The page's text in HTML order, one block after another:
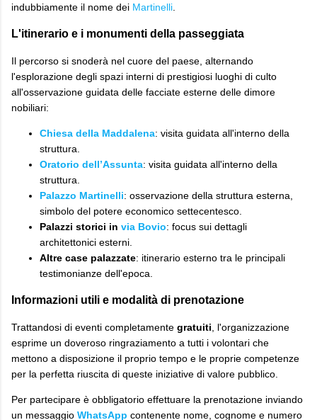
indubbiamente il nome dei Martinelli.
​L'itinerario e i monumenti della passeggiata
​Il percorso si snoderà nel cuore del paese, alternando
l'esplorazione degli spazi interni di prestigiosi luoghi di culto
all'osservazione guidata delle facciate esterne delle dimore
nobiliari:
Chiesa della Maddalena: visita guidata all'interno della
struttura.
Oratorio dell’Assunta: visita guidata all'interno della
struttura.
Palazzo Martinelli: osservazione della struttura esterna,
simbolo del potere economico settecentesco.
Palazzi storici in via Bovio: focus sui dettagli
architettonici esterni.
Altre case palazzate: itinerario esterno tra le principali
testimonianze dell'epoca.
​Informazioni utili e modalità di prenotazione
​Trattandosi di eventi completamente gratuiti, l'organizzazione
esprime un doveroso ringraziamento a tutti i volontari che
mettono a disposizione il proprio tempo e le proprie competenze
per la perfetta riuscita di queste iniziative di valore pubblico.
​Per partecipare è obbligatorio effettuare la prenotazione inviando
un messaggio WhatsApp contenente nome, cognome e numero